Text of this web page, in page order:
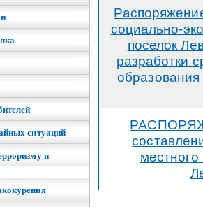
ситуаций
и
социально-
поселок
разработки